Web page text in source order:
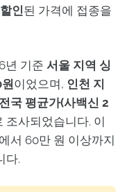
인된 가격에 접종을
년 기준 서울 지역 싱
이었으며, 인천 지
전국 평균가(사백신 2
조사되었습니다. 이
서 60만 원 이상까지
다.